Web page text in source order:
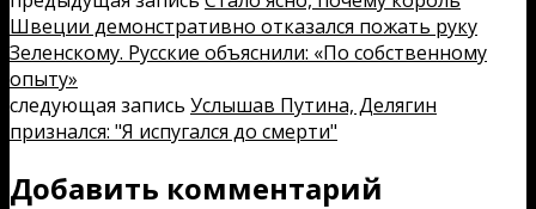
Швеции демонстративно отказался пожать руку
Зеленскому. Русские объяснили: «По собственному
опыту»
следующая запись Услышав Путина, Делягин
признался: "Я испугался до смерти"
Добавить комментарий